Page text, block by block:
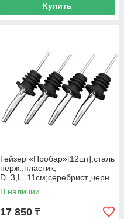
Купить
Гейзер «Пробар»[12шт];сталь
нерж.,пластик;
D=3,L=11см;серебрист.,черн
ый
В наличии
17 850 ₸